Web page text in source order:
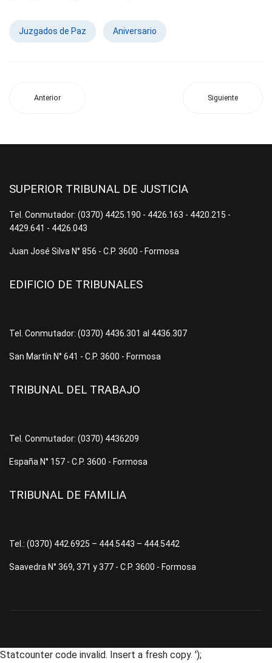
Juzgados de Paz Aniversario
Anterior Siguiente
SUPERIOR TRIBUNAL DE JUSTICIA
Tel. Conmutador: (0370) 4425.190 - 4426.163 - 4420.215 -
4429.641 - 4426.043
Juan José Silva N° 856 - C.P. 3600 - Formosa
EDIFICIO DE TRIBUNALES
Tel. Conmutador: (0370) 4436.301 al 4436.307
San Martín N° 641 - C.P. 3600 - Formosa
TRIBUNAL DEL TRABAJO
Tel. Conmutador: (0370) 4436209
España N° 157 - C.P. 3600 - Formosa
TRIBUNAL DE FAMILIA
Tel.: (0370) 442.6925 – 444.5443 – 444.5442
Saavedra N° 369, 371 y 377 - C.P. 3600 - Formosa
Statcounter code invalid. Insert a fresh copy. ');